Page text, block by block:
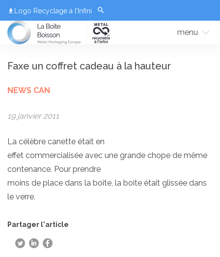
Logo Recyclage à l’Infini
menu
Faxe un coffret cadeau à la hauteur
NEWS CAN
19 janvier 2011
La célèbre canette était en
effet commercialisée avec une grande chope de même
contenance. Pour prendre
moins de place dans la boîte, la boite était glissée dans
le verre.
Partager l'article